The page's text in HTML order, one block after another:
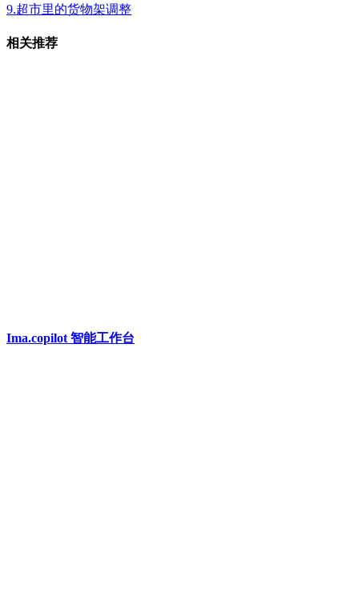
9.超市里的货物架调整
相关推荐
Ima.copilot 智能工作台